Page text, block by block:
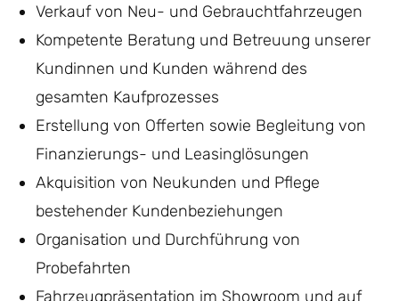
Verkauf von Neu- und Gebrauchtfahrzeugen
Kompetente Beratung und Betreuung unserer
Kundinnen und Kunden während des
gesamten Kaufprozesses
Erstellung von Offerten sowie Begleitung von
Finanzierungs- und Leasinglösungen
Akquisition von Neukunden und Pflege
bestehender Kundenbeziehungen
Organisation und Durchführung von
Probefahrten
Fahrzeugpräsentation im Showroom und auf